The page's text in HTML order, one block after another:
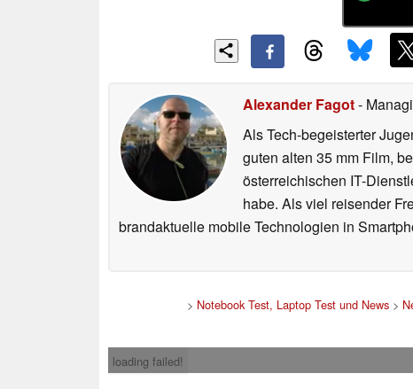
Alexander Fagot-
Als Tech-begeisterter
guten alten 35 mm Film,
österreichischen IT-
habe. Als viel reisender
brandaktuelle mobile Technologien in
> Notebook Test, Laptop Test und News>
loading failed!